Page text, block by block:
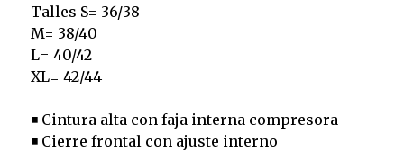
Talles S= 36/38
M= 38/40
L= 40/42
XL= 42/44
◾ Cintura alta con faja interna compresora
◾ Cierre frontal con ajuste interno